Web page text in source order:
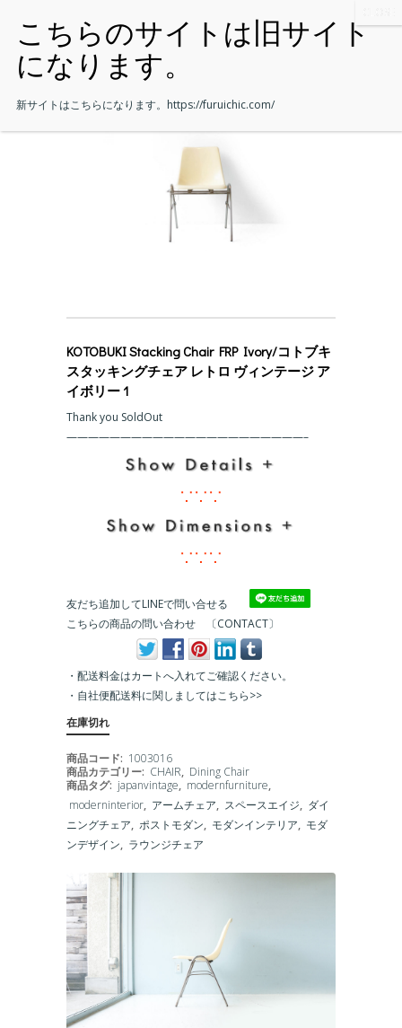
KOTOBUKI Stacking Chair FRP Ivory/コトブキ
スタッキングチェア レトロ ヴィンテージ ア
イボリー 1
Thank you SoldOut
友だち追加してLINEで問い合せる
こちらの商品の問い合わせ 〔CONTACT〕
・配送料金はカートへ入れてご確認ください。
・ 自社便配送料に関しましてはこちら>>
在庫切れ
商品コード: 1003016
商品カテゴリー: CHAIR, Dining Chair
商品タグ: japanvintage, modernfurniture,
moderninterior, アームチェア, スペースエイジ, ダイ
ニングチェア, ポストモダン, モダンインテリア, モダ
ンデザイン, ラウンジチェア
新サイトはこちらになります。 https://furuichic.com/